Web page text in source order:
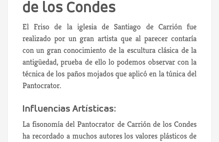
de los Condes
El Friso de la iglesia de Santiago de Carrión fue
realizado por un gran artista que al parecer contaría
con un gran conocimiento de la escultura clásica de la
antigüedad, prueba de ello lo podemos observar con la
técnica de los paños mojados que aplicó en la túnica del
Pantocrator.
Influencias Artísticas:
La fisonomía del Pantocrator de Carrión de los Condes
ha recordado a muchos autores los valores plásticos de